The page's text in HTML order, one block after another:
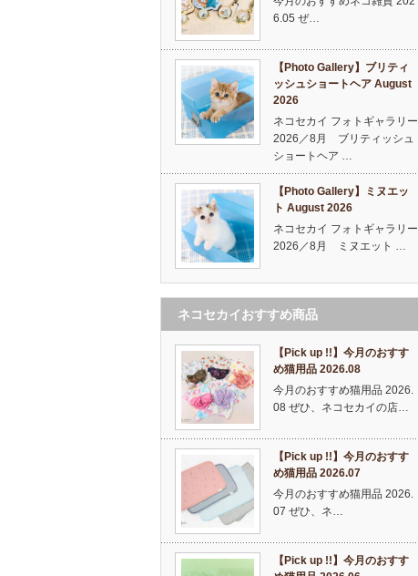
6.05 ぜ…
【Photo Gallery】ブリティ
ッシュショートヘア August
2026
ネコセカイ フォトギャラリー
2026／8月 ブリティッシュ
ショートヘア …
【Photo Gallery】ミヌエッ
ト August 2026
ネコセカイ フォトギャラリー
2026／8月 ミヌエット …
ネコセカイおすすめ商品
【Pick up !!】今月のおすす
め猫用品 2026.08
今月のおすすめ猫用品 2026.
08 ぜひ、ネコセカイの店…
【Pick up !!】今月のおすす
め猫用品 2026.07
今月のおすすめ猫用品 2026.
07 ぜひ、ネ…
【Pick up !!】今月のおすす